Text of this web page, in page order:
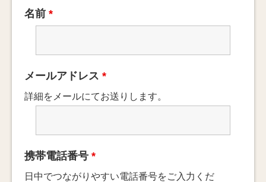
名前*
メールアドレス*
詳細をメールにてお送りします。
携帯電話番号*
日中でつながりやすい電話番号をご入力くだ